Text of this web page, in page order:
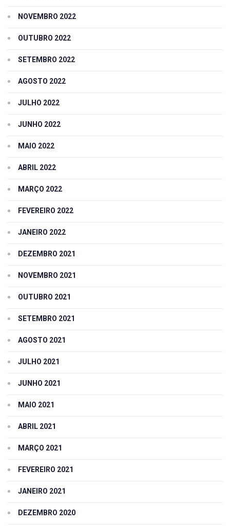
NOVEMBRO 2022
OUTUBRO 2022
SETEMBRO 2022
AGOSTO 2022
JULHO 2022
JUNHO 2022
MAIO 2022
ABRIL 2022
MARÇO 2022
FEVEREIRO 2022
JANEIRO 2022
DEZEMBRO 2021
NOVEMBRO 2021
OUTUBRO 2021
SETEMBRO 2021
AGOSTO 2021
JULHO 2021
JUNHO 2021
MAIO 2021
ABRIL 2021
MARÇO 2021
FEVEREIRO 2021
JANEIRO 2021
DEZEMBRO 2020